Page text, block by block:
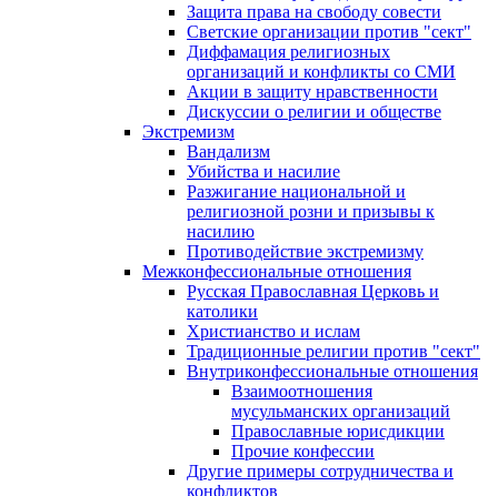
Защита права на свободу совести
Светские организации против "сект"
Диффамация религиозных
организаций и конфликты со СМИ
Акции в защиту нравственности
Дискуссии о религии и обществе
Экстремизм
Вандализм
Убийства и насилие
Разжигание национальной и
религиозной розни и призывы к
насилию
Противодействие экстремизму
Межконфессиональные отношения
Русская Православная Церковь и
католики
Христианство и ислам
Традиционные религии против "сект"
Внутриконфессиональные отношения
Взаимоотношения
мусульманских организаций
Православные юрисдикции
Прочие конфессии
Другие примеры сотрудничества и
конфликтов